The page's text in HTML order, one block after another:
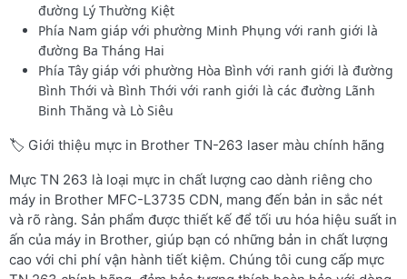
đường Lý Thường Kiệt
Phía Nam giáp với phường Minh Phụng với ranh giới là
đường Ba Tháng Hai
Phía Tây giáp với phường Hòa Bình với ranh giới là đường
Bình Thới và Bình Thới với ranh giới là các đường Lãnh
Binh Thăng và Lò Siêu
🏷️ Giới thiệu mực in Brother TN-263 laser màu chính hãng
Mực TN 263 là loại mực in chất lượng cao dành riêng cho
máy in Brother MFC-L3735 CDN, mang đến bản in sắc nét
và rõ ràng. Sản phẩm được thiết kế để tối ưu hóa hiệu suất in
ấn của máy in Brother, giúp bạn có những bản in chất lượng
cao với chi phí vận hành tiết kiệm. Chúng tôi cung cấp mực